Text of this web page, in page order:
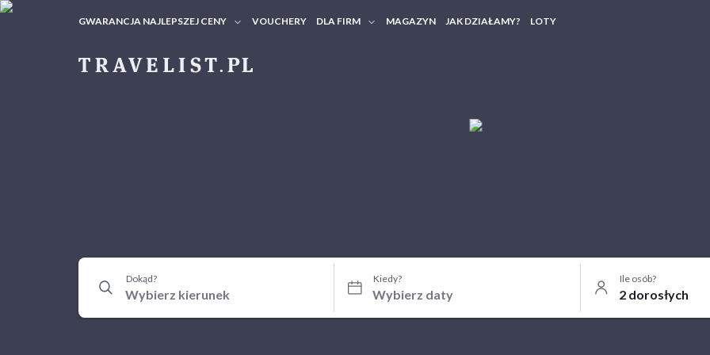
GWARANCJA NAJLEPSZEJ CENY VOUCHERY DLA FIRM MAGAZYN JAK DZIAŁAMY? LOTY
Dokąd? Kiedy? Ile osób?